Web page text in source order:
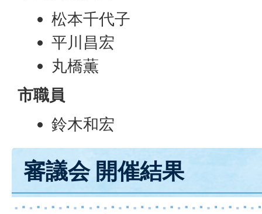
松本千代子
平川昌宏
丸橋薫
市職員
鈴木和宏
審議会 開催結果